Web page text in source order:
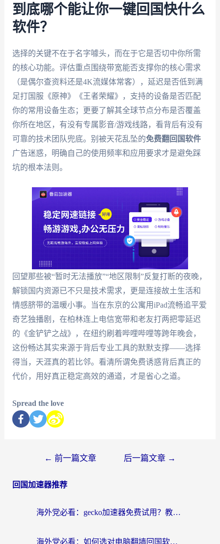
到底哪个能让你一键回国快什么
软件？
选择的关键不在于名字噱头，而在于它是否切中你所需
的核心功能。评估重点围绕带宽能否支撑你的核心需求
（是偶尔查资料还是4K流媒体常客），延迟是否低到满
足打国服《原神》《王者荣耀》，支持的设备是否匹配
你的常用设备生态；更要了解其全球节点分布是否覆盖
你所在地区，有没有专属影音/游戏线路，看背后有没有
可靠的技术团队兜底。别被天花乱坠的免费翻回国软件
广告迷惑，明确自己的使用频率和应用要求才是避免踩
坑的根本法则。
回望那些被“暂时无法播放”“地区限制”反复打断的夜晚，
解锁国内资源已不只是技术需求，更是连接故土生活和
情感脐带的温暖小事。当在东京的公寓用iPad流畅追平爱
奇艺独播剧，在柏林连上电信宽带和老友打两把零延迟
的《金铲铲之战》，在纽约刷着哔哩哔哩等跨年晚会，
这份畅达其实来源于背后专业工具的默默支撑——选择
得当，天涯真的若比邻。看清所谓免费诱惑背后真正的
代价，用好真正稳定高效的通道，才是省心之道。
Spread the love
← 前一篇文章 后一篇文章 →
回国加速器推荐
海外党必看：gecko加速器免费试用？教你选对回国加速器，无缝刷国内剧玩游戏
海外党必看：如何选对电脑翻墙回国软件，轻松解锁国内资源？